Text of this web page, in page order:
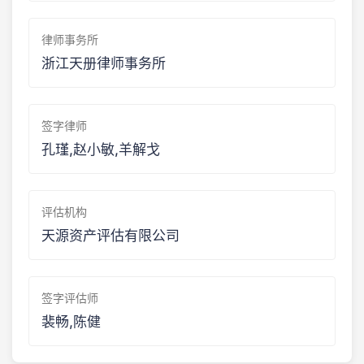
律师事务所
浙江天册律师事务所
签字律师
孔瑾,赵小敏,羊解戈
评估机构
天源资产评估有限公司
签字评估师
裴畅,陈健